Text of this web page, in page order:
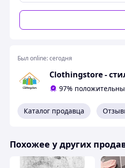
Был online:сегодня
Сlothingstore -
97%
Каталог продавца
Похожее у других